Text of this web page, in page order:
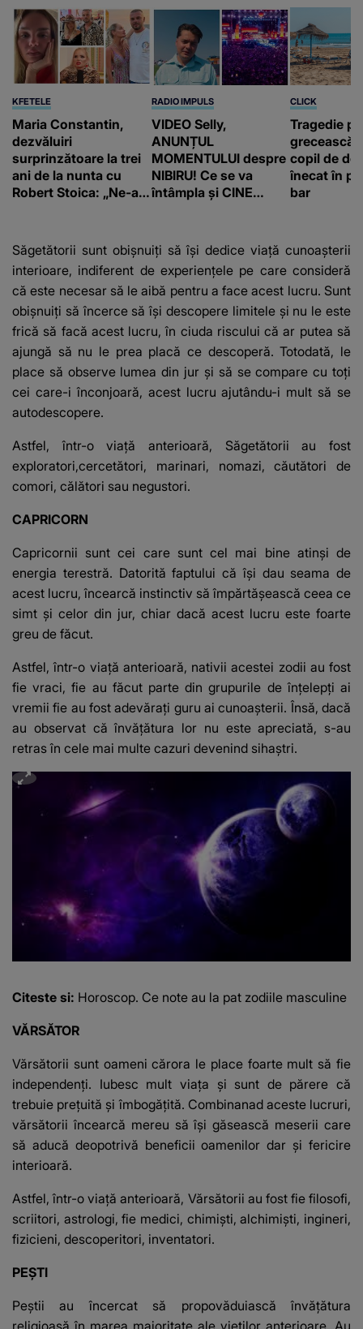
KFETELE
Maria Constantin,
dezvăluiri
surprinzătoare la trei
ani de la nunta cu
Robert Stoica: „Ne-a
RADIO IMPULS
VIDEO Selly,
ANUNȚUL
MOMENTULUI despre
NIBIRU! Ce se va
întâmpla și CINE
e ciudă că..."
CLICK
Tragedie
grecească
copil de
înecat în
bar
Săgetătorii sunt obişnuiţi să îşi dedice viaţă cunoaşterii
interioare, indiferent de experienţele pe care consideră
că este necesar să le aibă pentru a face acest lucru. Sunt
obişnuiţi să încerce să îşi descopere limitele şi nu le este
frică să facă acest lucru, în ciuda riscului că ar putea să
ajungă să nu le prea placă ce descoperă. Totodată, le
place să observe lumea din jur şi să se compare cu toţi
cei care-i înconjoară, acest lucru ajutându-i mult să se
autodescopere.
Astfel, într-o viaţă anterioară, Săgetătorii au fost
exploratori,cercetători, marinari, nomazi, căutători de
comori, călători sau negustori.
CAPRICORN
Capricornii sunt cei care sunt cel mai bine atinşi de
energia terestră. Datorită faptului că îşi dau seama de
acest lucru, încearcă instinctiv să împărtăşească ceea ce
simt şi celor din jur, chiar dacă acest lucru este foarte
greu de făcut.
Astfel, într-o viaţă anterioară, nativii acestei zodii au fost
fie vraci, fie au făcut parte din grupurile de înţelepţi ai
vremii fie au fost adevăraţi guru ai cunoaşterii. Însă, dacă
au observat că învăţătura lor nu este apreciată, s-au
retras în cele mai multe cazuri devenind sihaştri.
Citeste si: Horoscop. Ce note au la pat zodiile masculine
VĂRSĂTOR
Vărsătorii sunt oameni cărora le place foarte mult să fie
independenţi. Iubesc mult viaţa şi sunt de părere că
trebuie preţuită şi îmbogăţită. Combinanad aceste lucruri,
vărsătorii încearcă mereu să îşi găsească meserii care
să aducă deopotrivă beneficii oamenilor dar şi fericire
interioară.
Astfel, într-o viaţă anterioară, Vărsătorii au fost fie filosofi,
scriitori, astrologi, fie medici, chimişti, alchimişti, ingineri,
fizicieni, descoperitori, inventatori.
PEŞTI
Peştii au încercat să propovăduiască învăţătura